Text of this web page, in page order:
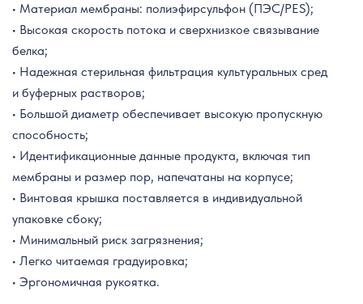
• Материал мембраны: полиэфирсульфон (ПЭС/PES);
• Высокая скорость потока и сверхнизкое связывание
белка;
• Надежная стерильная фильтрация культуральных сред
и буферных растворов;
• Большой диаметр обеспечивает высокую пропускную
способность;
• Идентификационные данные продукта, включая тип
мембраны и размер пор, напечатаны на корпусе;
• Винтовая крышка поставляется в индивидуальной
упаковке сбоку;
• Минимальный риск загрязнения;
• Легко читаемая градуировка;
• Эргономичная рукоятка.